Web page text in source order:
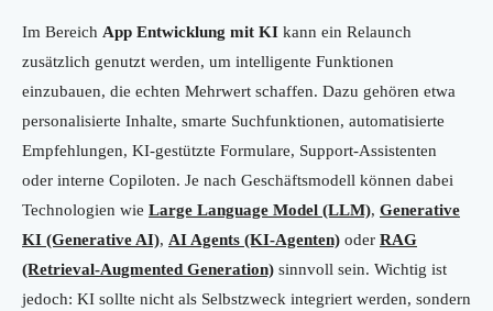
Im Bereich App Entwicklung mit KI kann ein Relaunch
zusätzlich genutzt werden, um intelligente Funktionen
einzubauen, die echten Mehrwert schaffen. Dazu gehören etwa
personalisierte Inhalte, smarte Suchfunktionen, automatisierte
Empfehlungen, KI-gestützte Formulare, Support-Assistenten
oder interne Copiloten. Je nach Geschäftsmodell können dabei
Technologien wie Large Language Model (LLM), Generative
KI (Generative AI), AI Agents (KI-Agenten) oder RAG
(Retrieval-Augmented Generation) sinnvoll sein. Wichtig ist
jedoch: KI sollte nicht als Selbstzweck integriert werden, sondern